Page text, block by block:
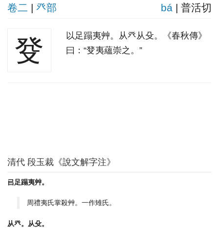
卷二 | 癶部 bá | 普活切
癹
以足蹋夷艸。从癶从殳。《春秋傳》
曰：“癹夷蘊崇之。”
清代 段玉裁《說文解字注》
㠯足蹋夷艸。
周禮夷氏掌殺艸。一作雉氏。
从癶。从殳。